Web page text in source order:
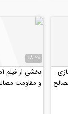
08:20
بخشی از فیلم
و مقاومت